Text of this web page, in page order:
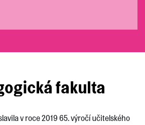
fakulta
v roce 2019 65. výročí učitelského